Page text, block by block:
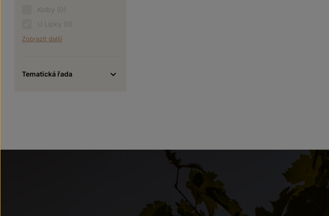
Kolby (0)
U Lipky (0)
Zobrazit další
Tematická řada